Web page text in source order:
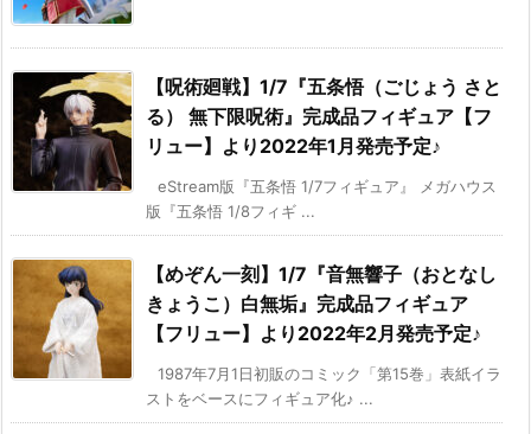
【呪術廻戦】1/7『五条悟（ごじょう さと
る） 無下限呪術』完成品フィギュア【フ
リュー】より2022年1月発売予定♪
eStream版『五条悟 1/7フィギュア』 メガハウス
版『五条悟 1/8フィギ ...
【めぞん一刻】1/7『音無響子（おとなし
きょうこ）白無垢』完成品フィギュア
【フリュー】より2022年2月発売予定♪
1987年7月1日初販のコミック「第15巻」表紙イラ
ストをベースにフィギュア化♪ ...